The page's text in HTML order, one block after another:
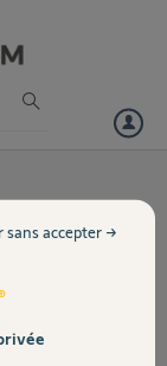
?
l' Alarme
déclenchements
sur1..C 'est
sans accepter →